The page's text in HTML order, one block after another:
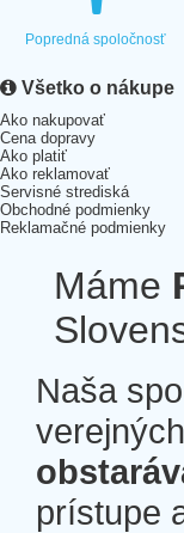
Popredná spoločnosť
Všetko o nákupe
Ako nakupovať
Cena dopravy
Ako platiť
Ako reklamovať
Servisné strediská
Obchodné podmienky
Reklamačné podmienky
Máme
Naša
prístupe